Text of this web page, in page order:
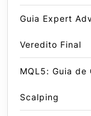
Guia Expert
Veredito Final
MQL5: Guia de
Scalping